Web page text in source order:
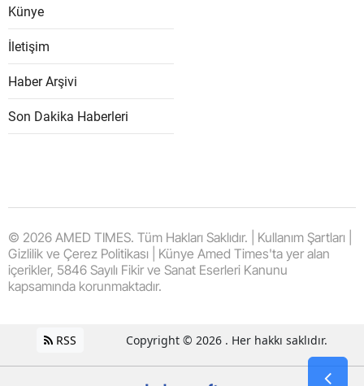
Künye
İletişim
Haber Arşivi
Son Dakika Haberleri
© 2026 AMED TIMES. Tüm Hakları Saklıdır. | Kullanım Şartları |
Gizlilik ve Çerez Politikası | Künye Amed Times'ta yer alan
içerikler, 5846 Sayılı Fikir ve Sanat Eserleri Kanunu
kapsamında korunmaktadır.
RSS Copyright © 2026 . Her hakkı saklıdır.